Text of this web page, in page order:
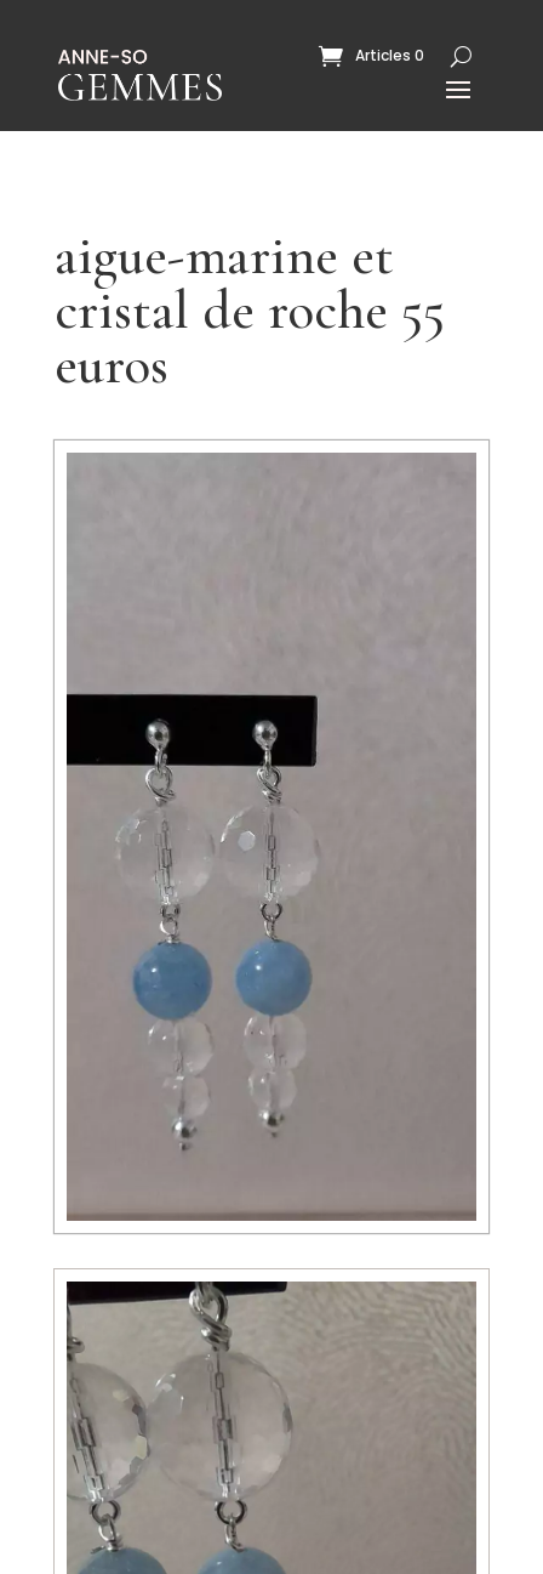
Articles 0
aigue-marine et
cristal de roche 55
euros